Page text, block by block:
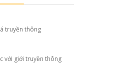
truyền thông
với giới truyền thông